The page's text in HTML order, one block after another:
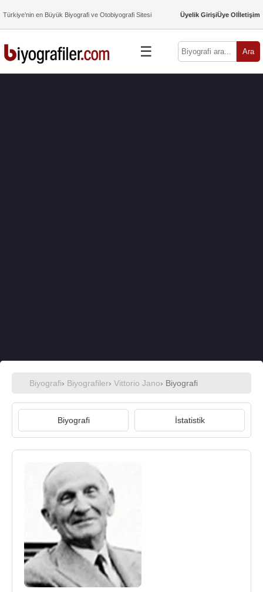
Türkiye’nin en Büyük Biyografi ve Otobiyografi Sitesi Üyelik GirişiÜye Olİletişim
☰ Ara
Biyografi› Biyografiler› Vittorio Jano› Biyografi
Biyografi İstatistik